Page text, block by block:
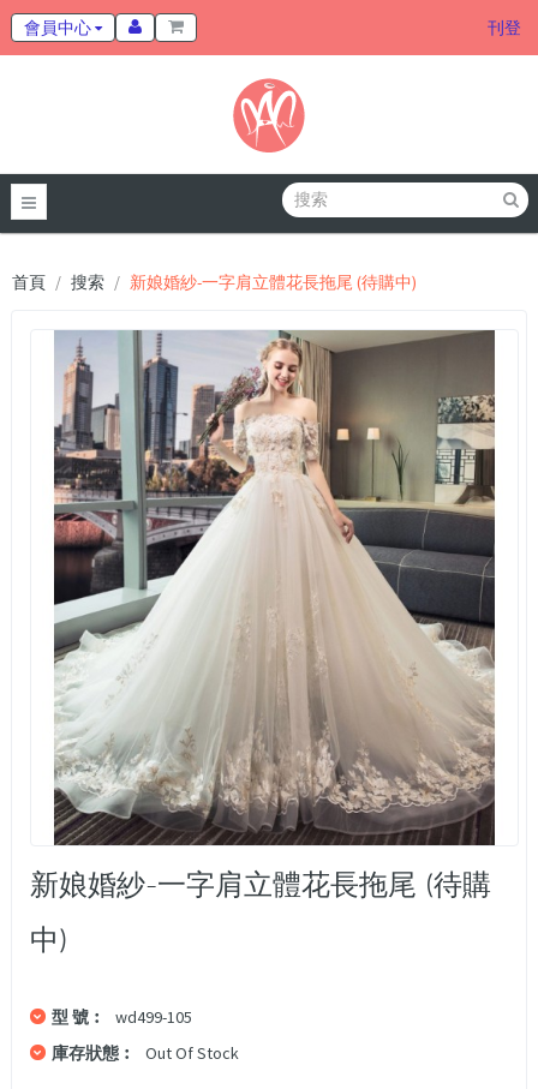
會員中心 刊登
首頁 搜索 新娘婚紗-一字肩立體花長拖尾 (待購中)
新娘婚紗-一字肩立體花長拖尾 (待購
中)
型 號︰
wd499-105
庫存狀態︰
Out Of Stock